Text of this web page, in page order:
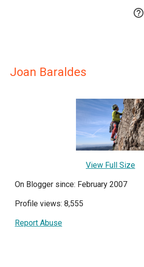

Joan Baraldes
View Full Size
On Blogger since: February 2007
Profile views: 8,555
Report Abuse